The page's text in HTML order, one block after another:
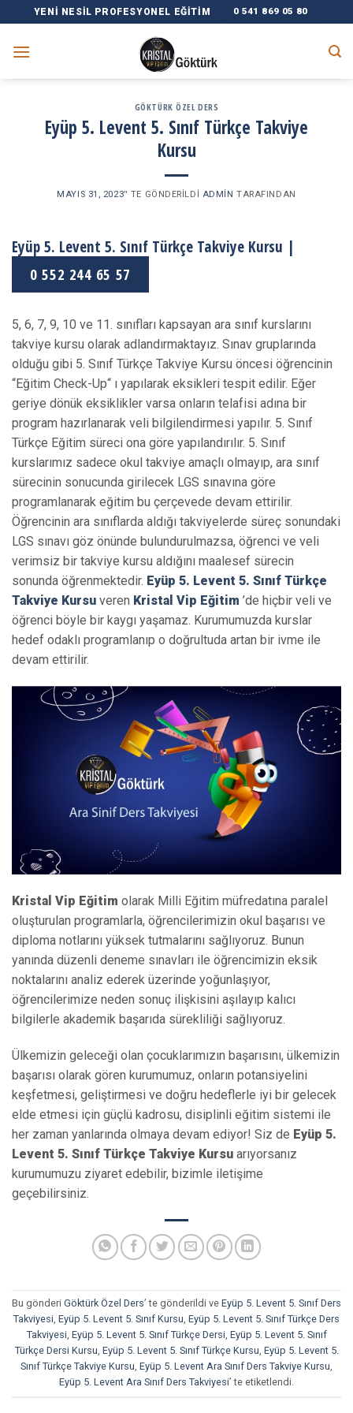
to
content
YENI NESIL PROFESYONEL EĞITIM 0 541 869 05 80
GÖKTÜRK ÖZEL DERS
Eyüp 5. Levent 5. Sınıf Türkçe Takviye
Kursu
MAYIS 31, 2023’' TE GÖNDERILDI ADMIN TARAFINDAN
Eyüp 5. Levent 5. Sınıf Türkçe Takviye Kursu |
0 552 244 65 57
5, 6, 7, 9, 10 ve 11. sınıfları kapsayan ara sınıf kurslarını
takviye kursu olarak adlandırmaktayız. Sınav gruplarında
olduğu gibi 5. Sınıf Türkçe Takviye Kursu öncesi öğrencinin
“Eğitim Check-Up“ ı yapılarak eksikleri tespit edilir. Eğer
geriye dönük eksiklikler varsa onların telafisi adına bir
program hazırlanarak veli bilgilendirmesi yapılır. 5. Sınıf
Türkçe Eğitim süreci ona göre yapılandırılır. 5. Sınıf
kurslarımız sadece okul takviye amaçlı olmayıp, ara sınıf
sürecinin sonucunda girilecek LGS sınavına göre
programlanarak eğitim bu çerçevede devam ettirilir.
Öğrencinin ara sınıflarda aldığı takviyelerde süreç sonundaki
LGS sınavı göz önünde bulundurulmazsa, öğrenci ve veli
verimsiz bir takviye kursu aldığını maalesef sürecin
sonunda öğrenmektedir. Eyüp 5. Levent 5. Sınıf Türkçe
Takviye Kursu veren Kristal Vip Eğitim ’de hiçbir veli ve
öğrenci böyle bir kaygı yaşamaz. Kurumumuzda kurslar
hedef odaklı programlanıp o doğrultuda artan bir ivme ile
devam ettirilir.
Kristal Vip Eğitim olarak Milli Eğitim müfredatına paralel
oluşturulan programlarla, öğrencilerimizin okul başarısı ve
diploma notlarını yüksek tutmalarını sağlıyoruz. Bunun
yanında düzenli deneme sınavları ile öğrencimizin eksik
noktalarını analiz ederek üzerinde yoğunlaşıyor,
öğrencilerimize neden sonuç ilişkisini aşılayıp kalıcı
bilgilerle akademik başarıda sürekliliği sağlıyoruz.
Ülkemizin geleceği olan çocuklarımızın başarısını, ülkemizin
başarısı olarak gören kurumumuz, onların potansiyelini
keşfetmesi, geliştirmesi ve doğru hedeflerle iyi bir gelecek
elde etmesi için güçlü kadrosu, disiplinli eğitim sistemi ile
her zaman yanlarında olmaya devam ediyor! Siz de Eyüp 5.
Levent 5. Sınıf Türkçe Takviye Kursu arıyorsanız
kurumumuzu ziyaret edebilir, bizimle iletişime
geçebilirsiniz.
Bu gönderi Göktürk Özel Ders’ te gönderildi ve Eyüp 5. Levent 5. Sınıf Ders
Takviyesi, Eyüp 5. Levent 5. Sınıf Kursu, Eyüp 5. Levent 5. Sınıf Türkçe Ders
Takviyesi, Eyüp 5. Levent 5. Sınıf Türkçe Dersi, Eyüp 5. Levent 5. Sınıf
Türkçe Dersi Kursu, Eyüp 5. Levent 5. Sınıf Türkçe Kursu, Eyüp 5. Levent 5.
Sınıf Türkçe Takviye Kursu, Eyüp 5. Levent Ara Sınıf Ders Takviye Kursu,
Eyüp 5. Levent Ara Sınıf Ders Takviyesi’ te etiketlendi.